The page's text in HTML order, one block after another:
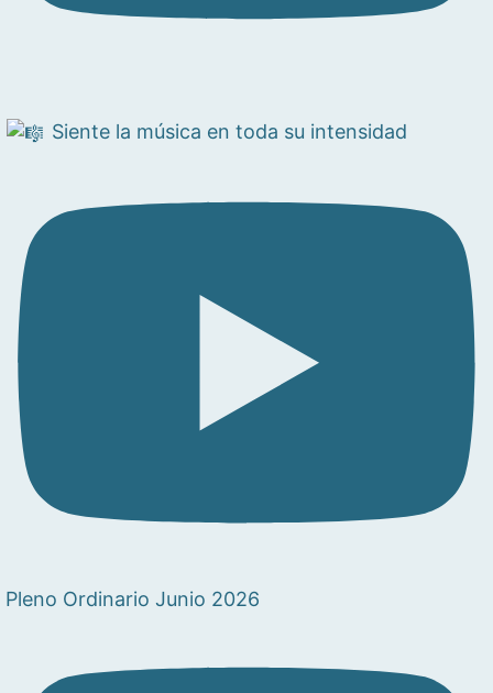
Siente la música en toda su intensidad
Pleno Ordinario Junio 2026